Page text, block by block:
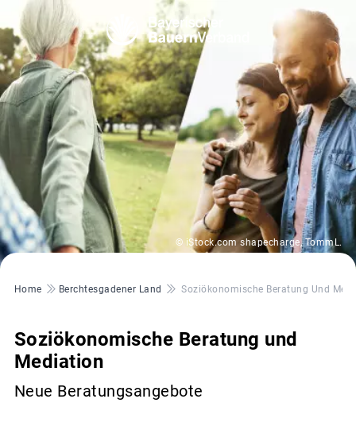
© iStock.com shapecharge, TommL.
Pfadnavigation
Home Berchtesgadener Land Soziökonomische Beratung Und
Soziökonomische Beratung und
Mediation
Neue Beratungsangebote